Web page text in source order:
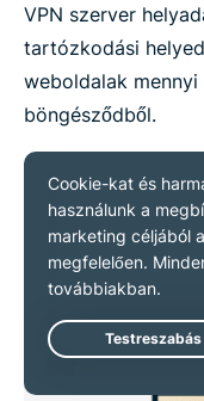
VPN szerver
tartózkodási
weboldalak
böngésződből.